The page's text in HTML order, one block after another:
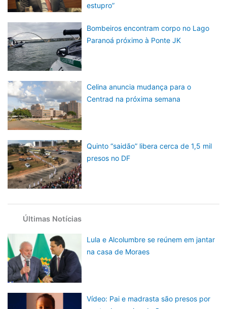
estupro”
Bombeiros encontram corpo no Lago
Paranoá próximo à Ponte JK
Celina anuncia mudança para o
Centrad na próxima semana
Quinto “saidão” libera cerca de 1,5 mil
presos no DF
Últimas Notícias
Lula e Alcolumbre se reúnem em jantar
na casa de Moraes
Vídeo: Pai e madrasta são presos por